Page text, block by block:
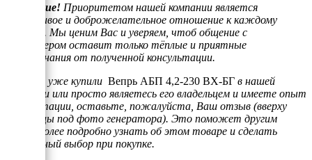
Внимание! Приоритетом нашей компании является
отзывчивое и доброжелательное отношение к каждому
клиенту. Мы ценим Вас и уверяем, чтоб общение с
менеджером оставит только тёплые и приятные
воспоминания от полученной консультации.
Если Вы уже купили Вепрь АБП 4,2-230 ВХ-БГ в нашей
компании или просто являетесь его владельцем и имеете опыт
эксплуатации, оставьте, пожалуйста, Ваш отзыв (вверху
страницы под фото генератора). Это поможет другим
людям более подробно узнать об этом товаре и сделать
правильный выбор при покупке.